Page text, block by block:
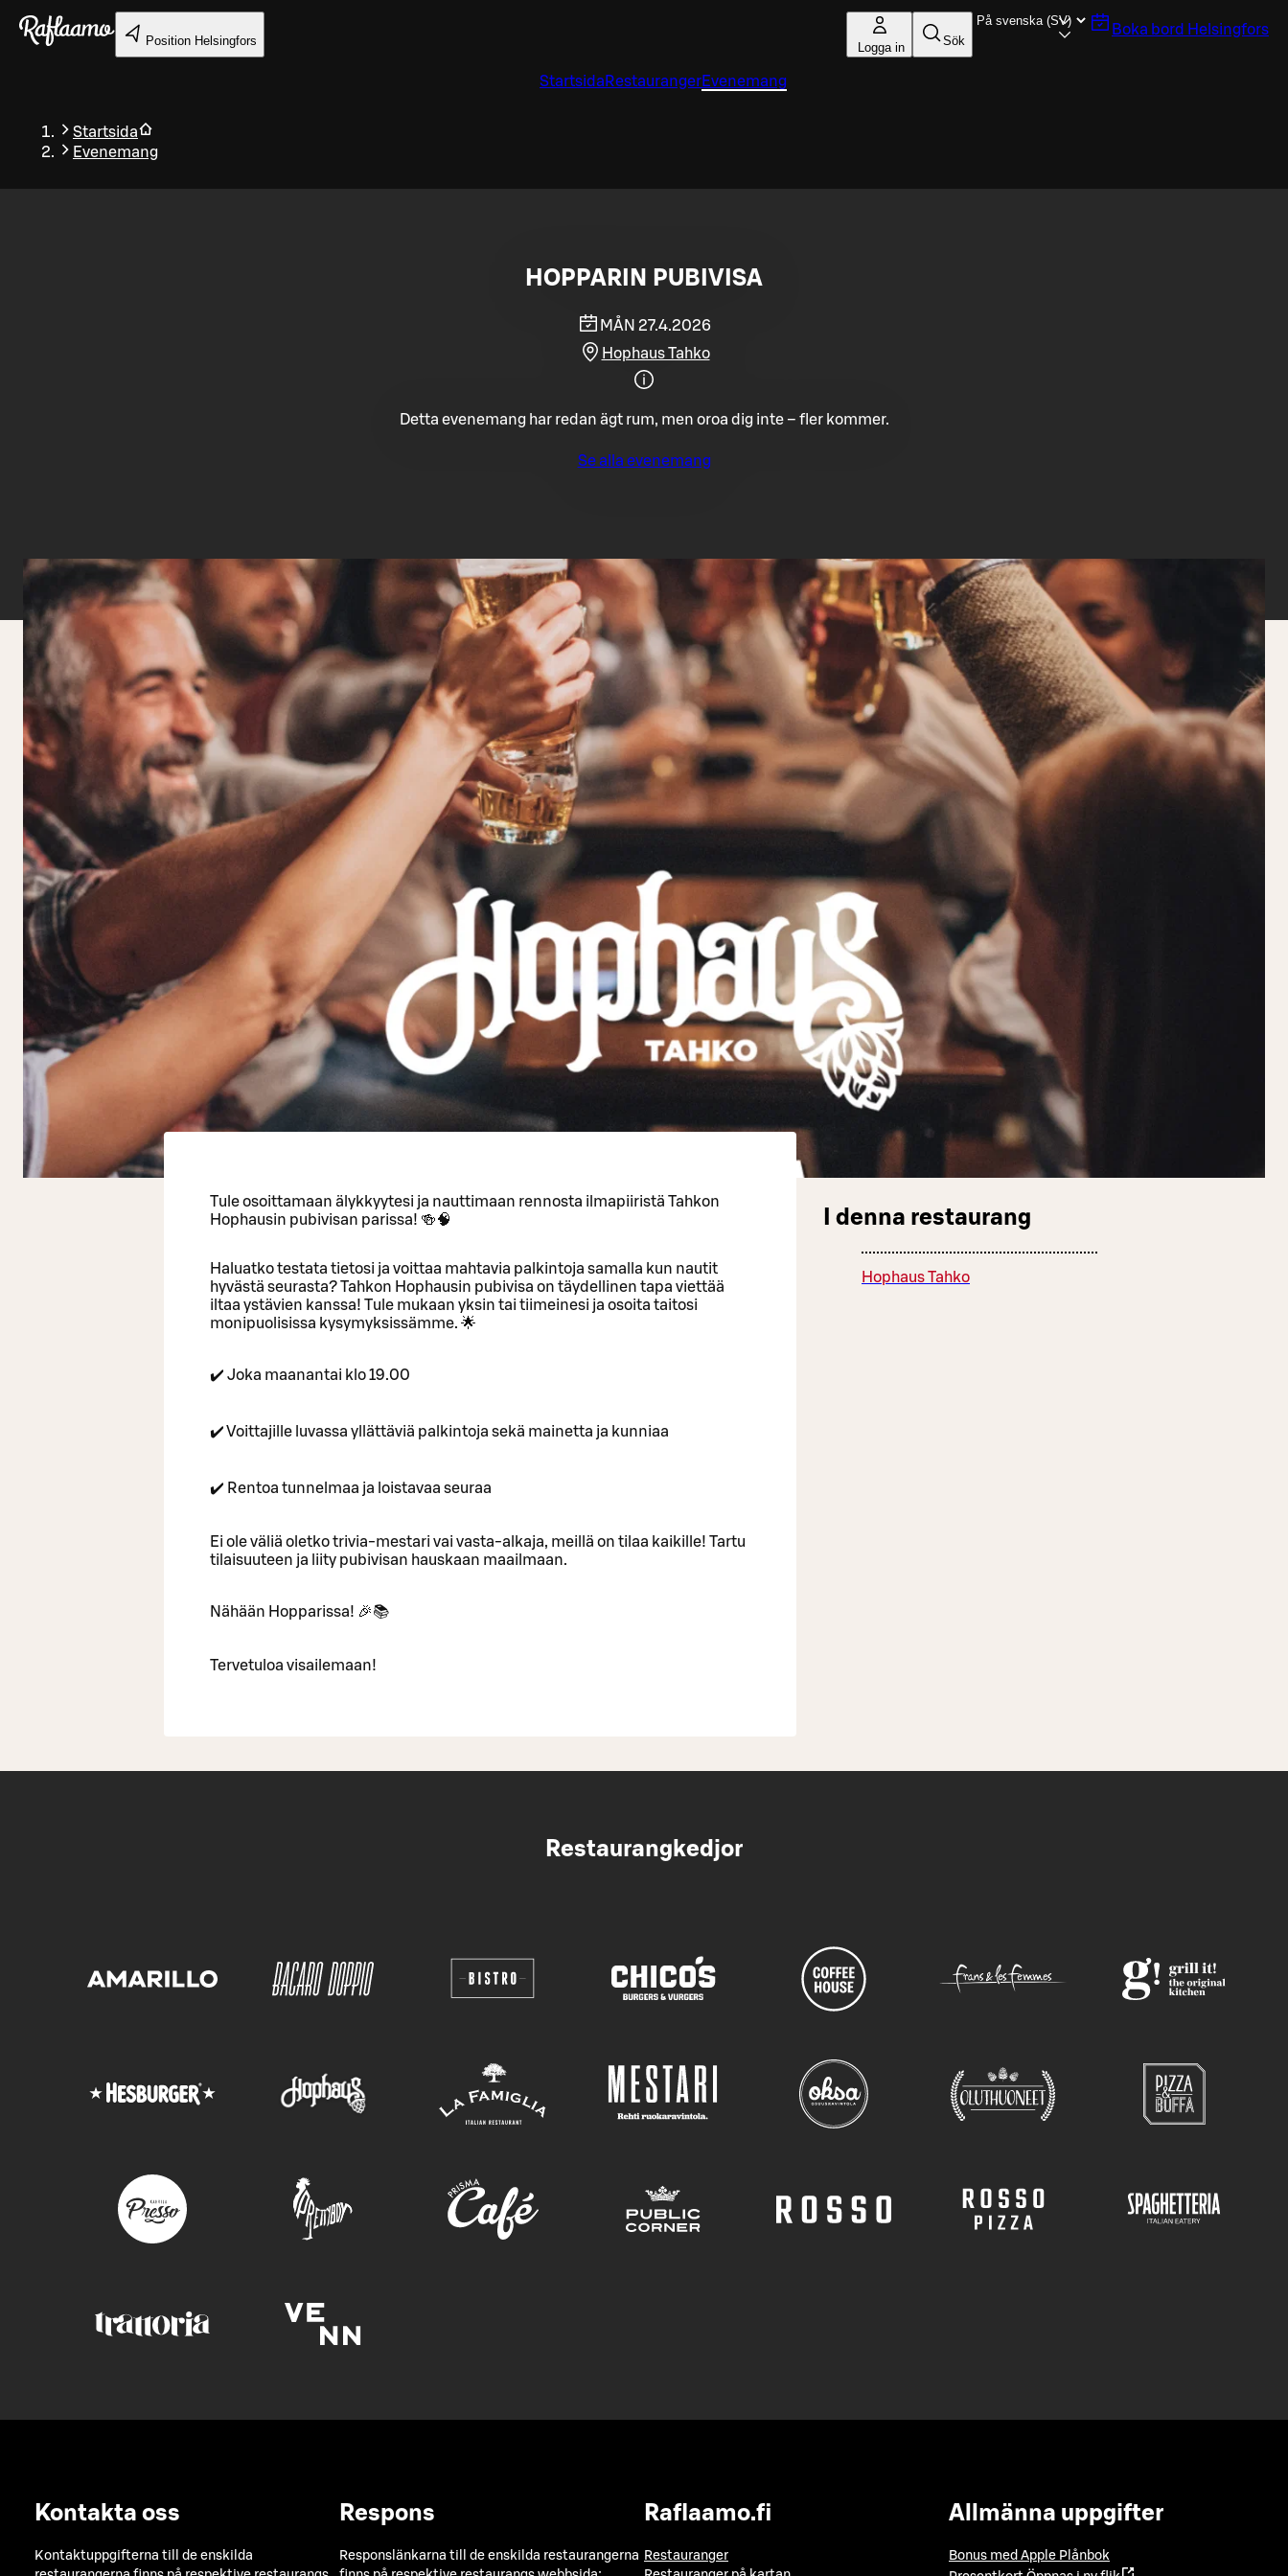
Gå till huvudinnehållet
Position Helsingfors Logga in Sök
Boka bord Helsingfors
Startsida RestaurangerEvenemang
Startsida
Evenemang
Tillbaka
HOPPARIN PUBIVISA
MÅN 27.4.2026
Hophaus Tahko
Detta evenemang har redan ägt rum, men oroa dig inte – fler kommer.
Se alla evenemang
Tule osoittamaan älykkyytesi ja nauttimaan rennosta ilmapiiristä Tahkon
Hophausin pubivisan parissa! 🍻🧠
Haluatko testata tietosi ja voittaa mahtavia palkintoja samalla kun nautit
hyvästä seurasta? Tahkon Hophausin pubivisa on täydellinen tapa viettää
iltaa ystävien kanssa! Tule mukaan yksin tai tiimeinesi ja osoita taitosi
monipuolisissa kysymyksissämme. 🌟
✔️ Joka maanantai klo 19.00
✔️ Voittajille luvassa yllättäviä palkintoja sekä mainetta ja kunniaa
✔️ Rentoa tunnelmaa ja loistavaa seuraa
Ei ole väliä oletko trivia-mestari vai vasta-alkaja, meillä on tilaa kaikille! Tartu
tilaisuuteen ja liity pubivisan hauskaan maailmaan.
Nähään Hopparissa! 🎉📚
Tervetuloa visailemaan!
I denna restaurang
Hophaus Tahko
Restaurangkedjor
Kontakta oss
Kontaktuppgifterna till de enskilda
Respons
Responslänkarna till de enskilda restaurangerna
Raflaamo.fi
Restauranger
Allmänna uppgifter
Bonus med Apple Plånbok